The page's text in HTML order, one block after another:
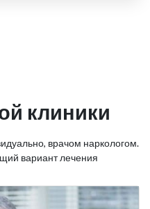
клиники
врачом наркологом.
вариант лечения